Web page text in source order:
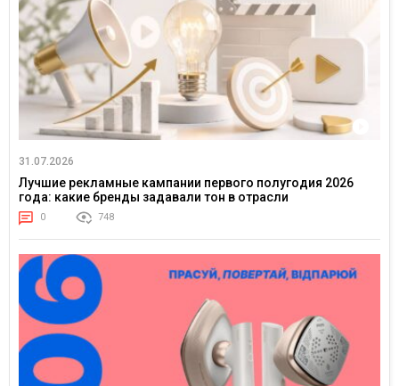
31.07.2026
Лучшие рекламные кампании первого полугодия 2026
года: какие бренды задавали тон в отрасли
0 748